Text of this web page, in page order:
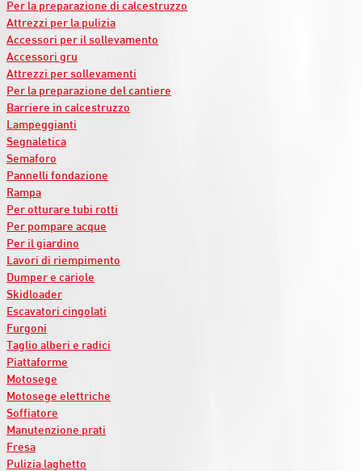
Per la preparazione di calcestruzzo
Attrezzi per la pulizia
Accessori per il sollevamento
Accessori gru
Attrezzi per sollevamenti
Per la preparazione del cantiere
Barriere in calcestruzzo
Lampeggianti
Segnaletica
Semaforo
Pannelli fondazione
Rampa
Per otturare tubi rotti
Per pompare acque
Per il giardino
Lavori di riempimento
Dumper e cariole
Skidloader
Escavatori cingolati
Furgoni
Taglio alberi e radici
Piattaforme
Motosege
Motosege elettriche
Soffiatore
Manutenzione prati
Fresa
Pulizia laghetto